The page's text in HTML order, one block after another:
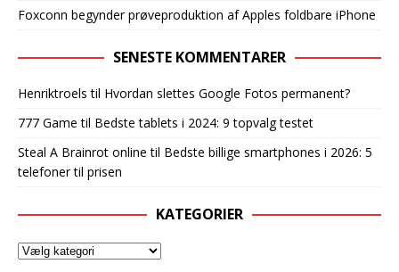
Foxconn begynder prøveproduktion af Apples foldbare iPhone
SENESTE KOMMENTARER
Henriktroels til Hvordan slettes Google Fotos permanent?
777 Game til Bedste tablets i 2024: 9 topvalg testet
Steal A Brainrot online til Bedste billige smartphones i 2026: 5
telefoner til prisen
KATEGORIER